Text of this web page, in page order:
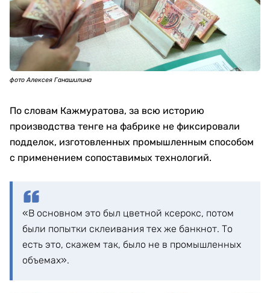
фото Алексея Ганашилина
По словам Кажмуратова, за всю историю
производства тенге на фабрике не фиксировали
подделок, изготовленных промышленным способом
с применением сопоставимых технологий.
«В основном это был цветной ксерокс, потом
были попытки склеивания тех же банкнот. То
есть это, скажем так, было не в промышленных
объемах».